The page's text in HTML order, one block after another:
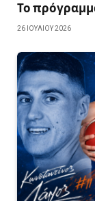
Το
26 ΙΟΥΛΊΟΥ 2026